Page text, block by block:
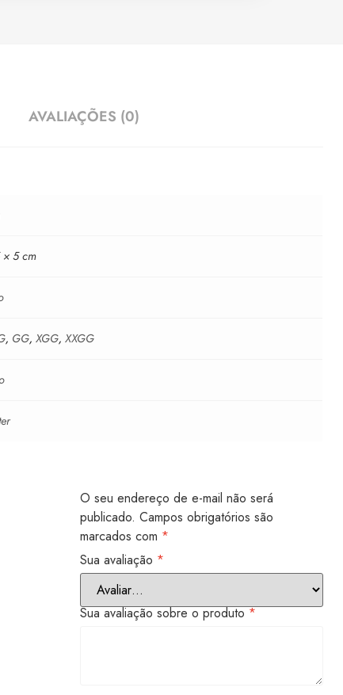
AVALIAÇÕES (0)
× 5 cm
, GG,XGG,XXGG
O seu endereço de e-mail não será
publicado. Campos obrigatórios são
marcados com *
Sua avaliação *
Sua avaliação sobre o produto*